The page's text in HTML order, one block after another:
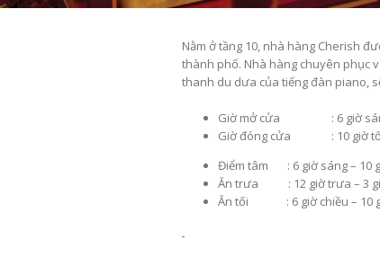
Nằm ở tầng 10, nhà hàng Cherish
thành phố. Nhà hàng chuyên phục
thanh du dưa của tiếng đàn piano,
Giờ mở cửa : 6 giờ
Giờ đóng cửa : 10 giờ
Điểm tâm : 6 giờ sáng – 10
Ăn trưa : 12 giờ trưa – 3
Ăn tối : 6 giờ chiều – 10